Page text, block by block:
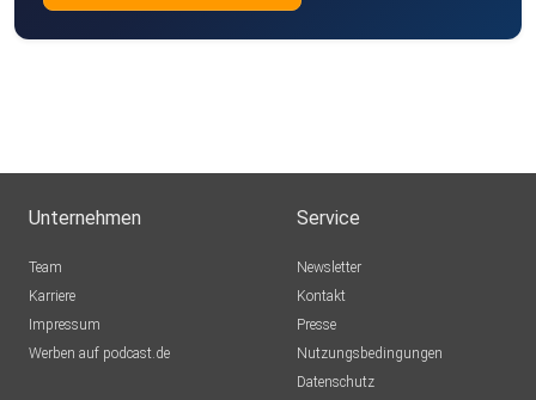
Unternehmen
Team
Karriere
Impressum
Werben auf podcast.de
Service
Newsletter
Kontakt
Presse
Nutzungsbedingungen
Datenschutz